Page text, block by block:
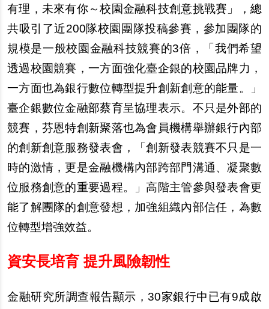
有理，未來有你～校園金融科技創意挑戰賽」，總
共吸引了近200隊校園團隊投稿參賽，參加團隊的
規模是一般校園金融科技競賽的3倍，「我們希望
透過校園競賽，一方面強化臺企銀的校園品牌力，
一方面也為銀行數位轉型提升創新創意的能量。」
臺企銀數位金融部蔡育呈協理表示。不只是外部的
競賽，芬恩特創新聚落也為會員機構舉辦銀行內部
的創新創意服務發表會，「創新發表競賽不只是一
時的激情，更是金融機構內部跨部門溝通、凝聚數
位服務創意的重要過程。」高階主管參與發表會更
能了解團隊的創意發想，加強組織內部信任，為數
位轉型增強效益。
資安長培育 提升風險韌性
金融研究所調查報告顯示，30家銀行中已有9成啟